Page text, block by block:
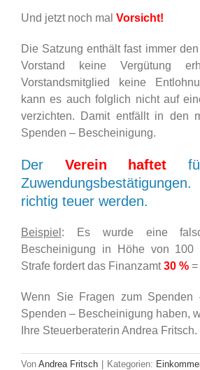
Und jetzt noch mal Vorsicht!
Die Satzung enthält fast immer
Vorstand keine Vergütung
Vorstandsmitglied keine
kann es auch folglich nicht auf
verzichten. Damit entfällt in den
Spenden – Bescheinigung.
Der Verein haftet für
richtig teuer werden.
Beispiel : Es wurde eine
Bescheinigung in Höhe von 100
Strafe fordert das Finanzamt30 % =
Wenn Sie Fragen zum Spenden
Spenden – Bescheinigung haben,
Ihre Steuerberaterin Andrea Fritsch.
Von Andrea Fritsch Kategorien: